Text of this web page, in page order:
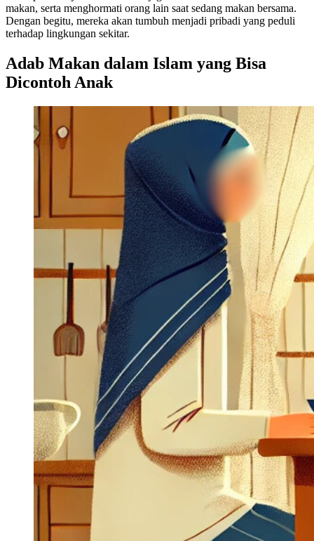
makan, serta menghormati orang lain saat sedang makan bersama.
Dengan begitu, mereka akan tumbuh menjadi pribadi yang peduli
terhadap lingkungan sekitar.
Adab Makan dalam Islam yang Bisa
Dicontoh Anak